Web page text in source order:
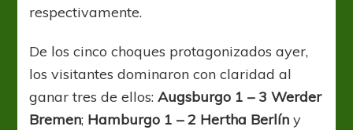
respectivamente.
De los cinco choques protagonizados ayer,
los visitantes dominaron con claridad al
ganar tres de ellos:Augsburgo 1 – 3 Werder
Bremen; Hamburgo 1 – 2 Hertha Berlín y